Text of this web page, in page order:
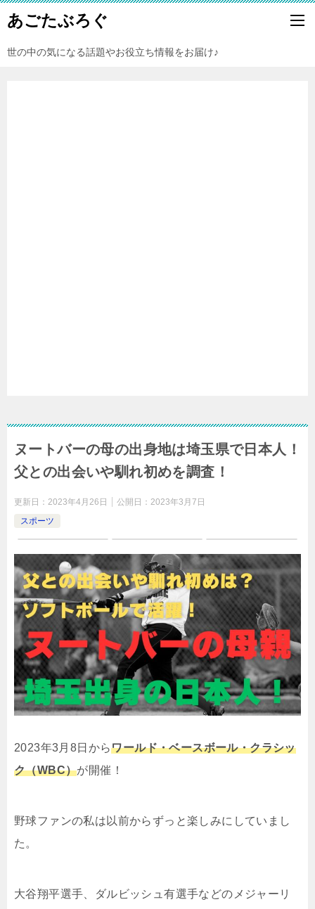
あごたぶろぐ
世の中の気になる話題やお役立ち情報をお届け♪
ヌートバーの母の出身地は埼玉県で日本人！
父との出会いや馴れ初めを調査！
更新日： 2023年4月26日 公開日： 2023年3月7日
スポーツ
2023年3月8日からワールド・ベースボール・クラシッ
ク（WBC）が開催！
野球ファンの私は以前からずっと楽しみにしていまし
た。
大谷翔平選手、ダルビッシュ有選手などのメジャーリ